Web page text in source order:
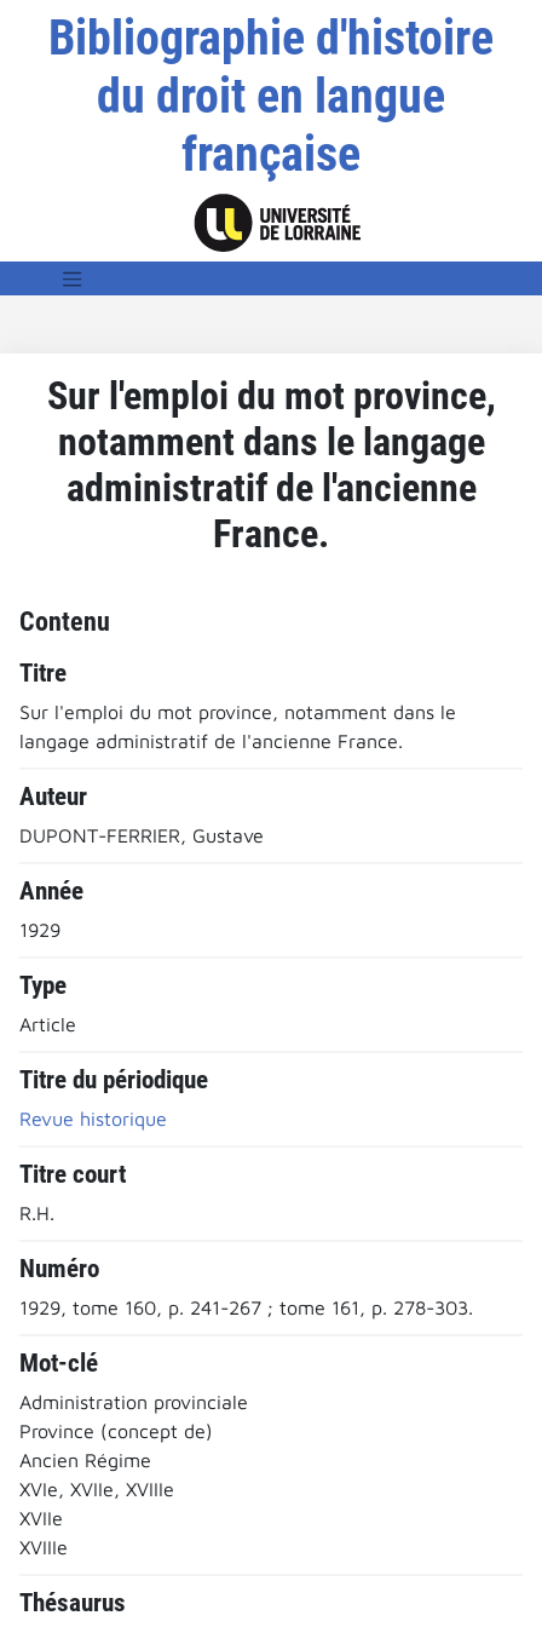
Bibliographie d'histoire
du droit en langue
française
Sur l'emploi du mot province,
notamment dans le langage
administratif de l'ancienne
France.
Contenu
Titre
Sur l'emploi du mot province, notamment dans le
langage administratif de l'ancienne France.
Auteur
DUPONT-FERRIER, Gustave
Année
1929
Type
Article
Titre du périodique
Revue historique
Titre court
R.H.
Numéro
1929, tome 160, p. 241-267 ; tome 161, p. 278-303.
Mot-clé
Administration provinciale
Province (concept de)
Ancien Régime
XVIe, XVIIe, XVIIIe
XVIIe
XVIIIe
Thésaurus